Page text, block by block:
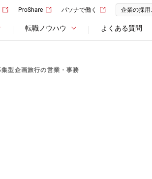
ProShare パソナで働く 企業の採
転職ノウハウ よくある質問
型企画旅行の営業・事務